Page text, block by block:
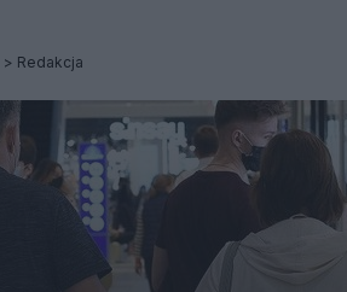
Redakcja